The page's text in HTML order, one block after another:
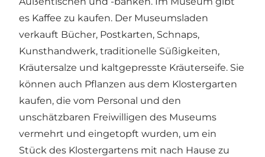
es Kaffee zu kaufen. Der Museumsladen
verkauft Bücher, Postkarten, Schnaps,
Kunsthandwerk, traditionelle Süßigkeiten,
Kräutersalze und kaltgepresste Kräuterseife. Sie
können auch Pflanzen aus dem Klostergarten
kaufen, die vom Personal und den
unschätzbaren Freiwilligen des Museums
vermehrt und eingetopft wurden, um ein
Stück des Klostergartens mit nach Hause zu